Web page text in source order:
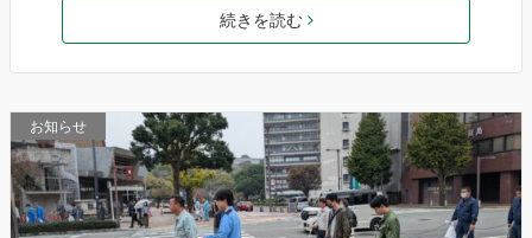
続きを読む
お知らせ